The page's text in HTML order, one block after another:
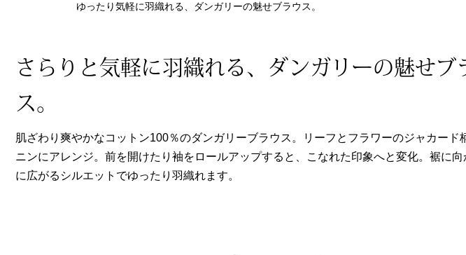
ゆったり気軽に羽織れる、ダンガリーの魅せブラウス。
さらりと気軽に羽織れる、ダンガリーの魅せブ
ス。
肌ざわり爽やかなコットン100％のダンガリーブラウス。リーフとフラワーのジャカード
ニンにアレンジ。前を開けたり袖をロールアップすると、こなれた印象へと変化。裾に
に広がるシルエットでゆったり羽織れます。